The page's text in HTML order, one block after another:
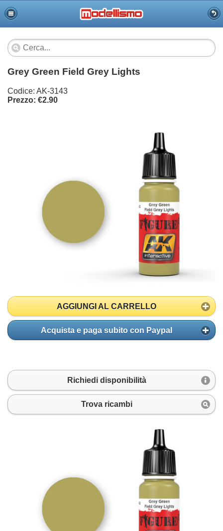
Grey Green Field Grey Lights
Codice: AK-3143
Prezzo: €2.90
AGGIUNGI AL CARRELLO
Acquista e paga subito con Paypal
Richiedi disponibilità
Trova ricambi